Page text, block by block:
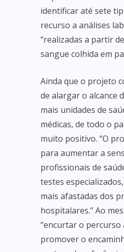
identificar até sete
recurso a análises
“realizadas a partir
sangue colhida em
Ainda que o projeto
de alargar o alcance
mais unidades de
médicas, de todo o
muito positivo. “O
para aumentar a
profissionais de
testes
mais afastadas dos
hospitalares.” Ao
“encurtar o percurso
promover o